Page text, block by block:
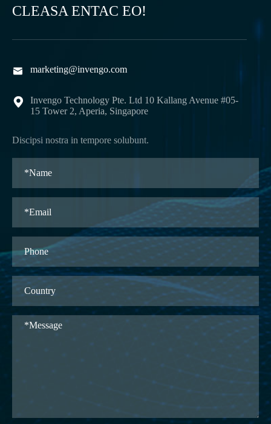
CLEASA ENTAC EO!
 marketing@invengo.com

Invengo Technology Pte. Ltd 10 Kallang Avenue #05-
15 Tower 2, Aperia, Singapore
Discipsi nostra in tempore solubunt.